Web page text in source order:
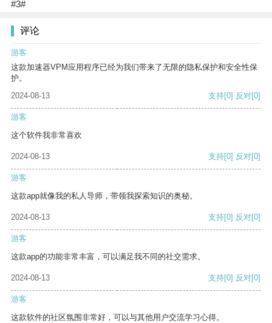
#3#
评论
游客
这款加速器VPM应用程序已经为我们带来了无限的隐私保护和安全性保
护。
2024-08-13
支持[0] 反对[0]
游客
这个软件我非常喜欢
2024-08-13 支持[0] 反对[0]
游客
这款app就像我的私人导师，带领我探索知识的奥秘。
2024-08-13 支持[0] 反对[0]
游客
这款app的功能非常丰富，可以满足我不同的社交需求。
2024-08-13 支持[0] 反对[0]
游客
这款软件的社区氛围非常好，可以与其他用户交流学习心得。